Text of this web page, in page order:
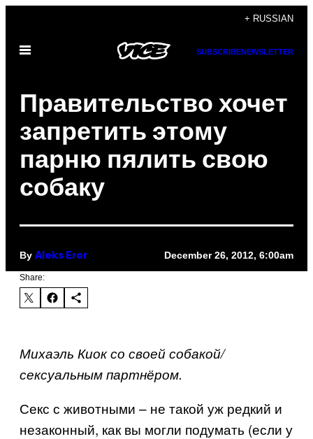
content
+ RUSSIAN
Open
SUBSCRIBENEWSLETTER
Правительство хочет
запретить этому
парню пялить свою
собаку
By Aleks Eror December 26, 2012, 6:00am
Share:
Михаэль Киок со своей собакой/
сексуальным партнёром.
Секс с животными – не такой уж редкий и
незаконный, как вы могли подумать (если у